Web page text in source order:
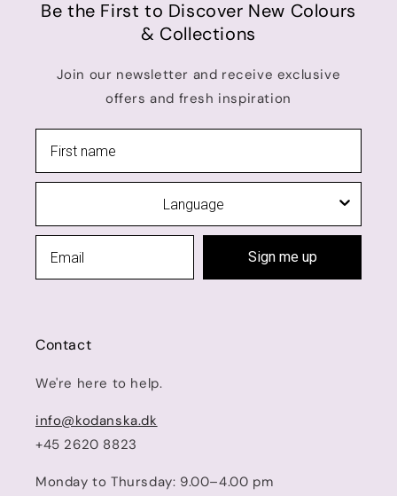
Be the First to Discover New Colours
& Collections
Join our newsletter and receive exclusive
offers and fresh inspiration
Sign me up
Contact
We're here to help.
info@kodanska.dk
+45 2620 8823
Monday to Thursday: 9.00–4.00 pm